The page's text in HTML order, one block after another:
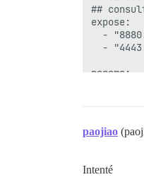
##
expose:
-
-
params:
##
##
paojiao
Intenté